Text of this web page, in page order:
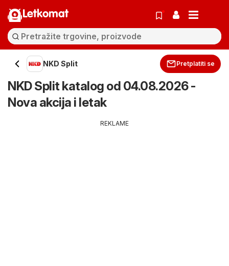
Letkomat
NKD Split Pretplatiti se
NKD Split katalog od 04.08.2026 -
Nova akcija i letak
REKLAME